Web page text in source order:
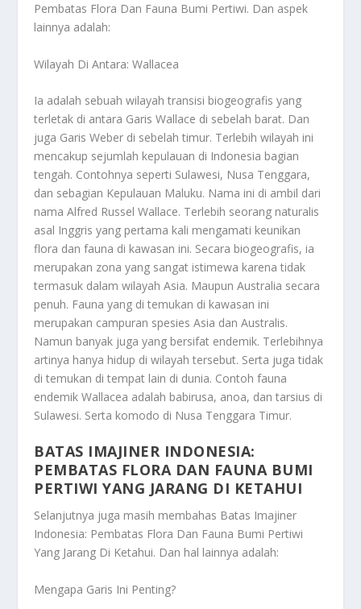
Pembatas Flora Dan Fauna Bumi Pertiwi. Dan aspek
lainnya adalah:
Wilayah Di Antara: Wallacea
Ia adalah sebuah wilayah transisi biogeografis yang
terletak di antara Garis Wallace di sebelah barat. Dan
juga Garis Weber di sebelah timur. Terlebih wilayah ini
mencakup sejumlah kepulauan di Indonesia bagian
tengah. Contohnya seperti Sulawesi, Nusa Tenggara,
dan sebagian Kepulauan Maluku. Nama ini di ambil dari
nama Alfred Russel Wallace. Terlebih seorang naturalis
asal Inggris yang pertama kali mengamati keunikan
flora dan fauna di kawasan ini. Secara biogeografis, ia
merupakan zona yang sangat istimewa karena tidak
termasuk dalam wilayah Asia. Maupun Australia secara
penuh. Fauna yang di temukan di kawasan ini
merupakan campuran spesies Asia dan Australis.
Namun banyak juga yang bersifat endemik. Terlebihnya
artinya hanya hidup di wilayah tersebut. Serta juga tidak
di temukan di tempat lain di dunia. Contoh fauna
endemik Wallacea adalah babirusa, anoa, dan tarsius di
Sulawesi. Serta komodo di Nusa Tenggara Timur.
BATAS IMAJINER INDONESIA:
PEMBATAS FLORA DAN FAUNA BUMI
PERTIWI YANG JARANG DI KETAHUI
Selanjutnya juga masih membahas Batas Imajiner
Indonesia: Pembatas Flora Dan Fauna Bumi Pertiwi
Yang Jarang Di Ketahui. Dan hal lainnya adalah:
Mengapa Garis Ini Penting?